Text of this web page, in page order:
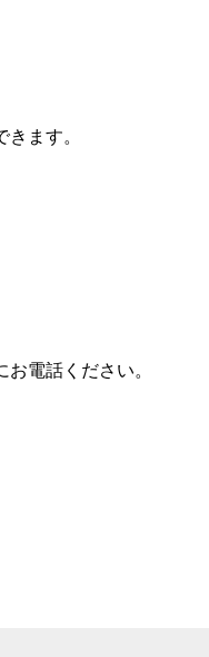
ます。
電話ください。